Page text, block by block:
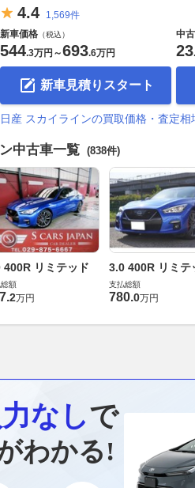
4.4
1,569件
新車価格 （税込）
544.3万円 ～693.6万円
新車見積りスタート
中
23.
日産 スカイラインの買取価格・査定相
中古車一覧 (838件)
400R リミテッド
額
.2万円
3.0 400R リミテ
支払総額
780.0万円
なしで
わかる!